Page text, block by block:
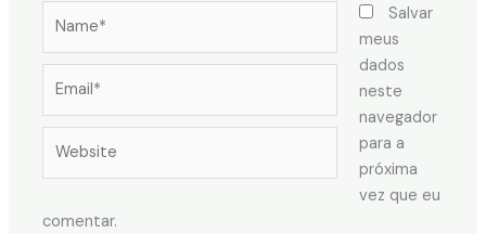
Salvar
meus
dados
neste
navegador
para a
próxima
vez que eu
comentar.